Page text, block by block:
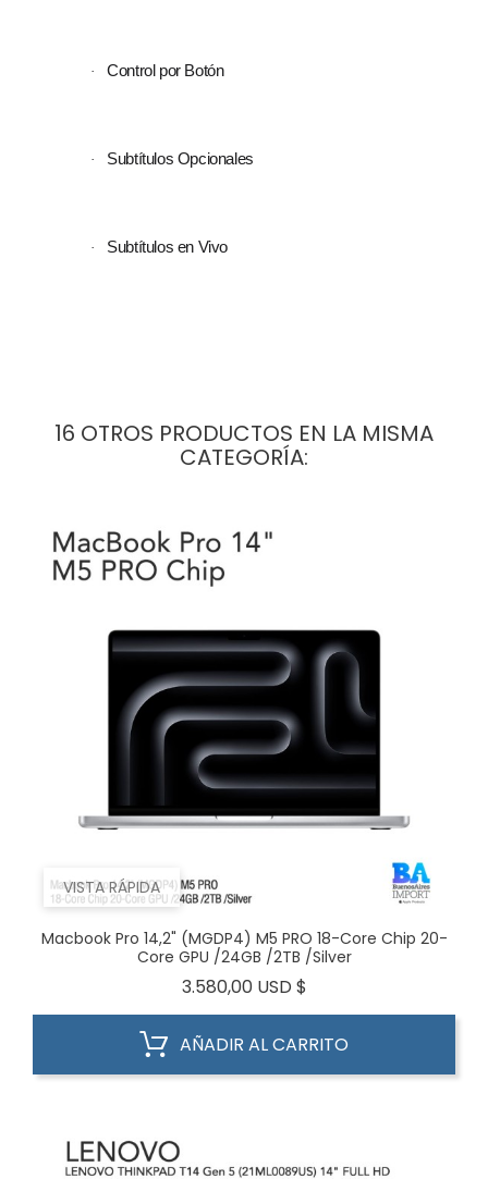
· Control por Botón
· Subtítulos Opcionales
· Subtítulos en Vivo
16 OTROS PRODUCTOS EN LA MISMA
CATEGORÍA:
VISTA RÁPIDA
Macbook Pro 14,2" (MGDP4) M5 PRO 18-Core Chip 20-
Core GPU /24GB /2TB /Silver
3.580,00 USD $
AÑADIR AL CARRITO